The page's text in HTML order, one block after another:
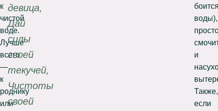
к
чистой
воде.
Лучше
всего
—
к
роднику
или
девица,
Дай
силы
своей
текучей,
Чистоты
своей
воды),
и
Также,
если